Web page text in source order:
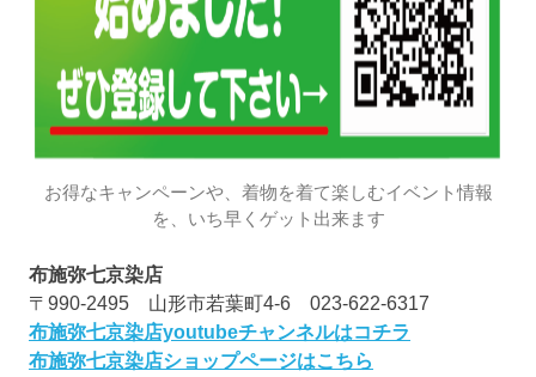
お得なキャンペーンや、着物を着て楽しむイベント情報
を、いち早くゲット出来ます
布施弥七京染店
〒990-2495 山形市若葉町4-6 023-622-6317
布施弥七京染店youtubeチャンネルはコチラ
布施弥七京染店ショップページはこちら